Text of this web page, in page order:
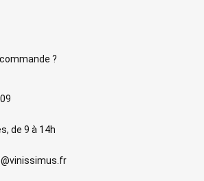
?
de 9 à 14h